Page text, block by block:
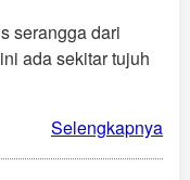
serangga dari
ada sekitar tujuh
Selengkapnya